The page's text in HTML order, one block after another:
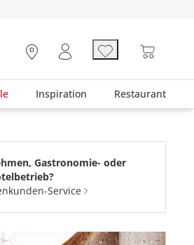
Inspiration Restaurant
Gastronomie- oder
Service